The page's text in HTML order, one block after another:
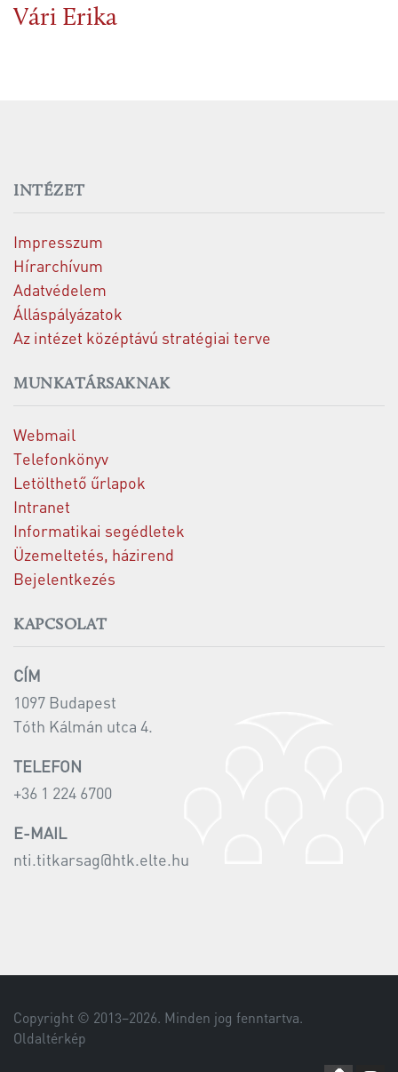
Vári Erika
INTÉZET
Impresszum
Hírarchívum
Adatvédelem
Álláspályázatok
Az intézet középtávú stratégiai terve
MUNKATÁRSAKNAK
Webmail
Telefonkönyv
Letölthető űrlapok
Intranet
Informatikai segédletek
Üzemeltetés, házirend
Bejelentkezés
KAPCSOLAT
CÍM
1097 Budapest
Tóth Kálmán utca 4.
TELEFON
+36 1 224 6700
E-MAIL
nti.titkarsag@htk.elte.hu
Copyright © 2013–2026. Minden jog fenntartva.
Oldaltérkép